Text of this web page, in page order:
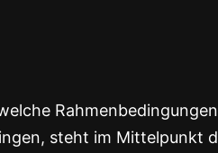
Rahmenbedingungen
steht im Mittelpunkt